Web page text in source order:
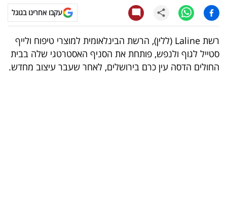
טלוויזיה
עסקי
ספורט
קריירה
עקבו אחרינו בגוגל
רשת Laline (ללין), הרשת הבינלאומית למוצרי טיפוח ולייף
סטייל לגוף ולנפש, פותחת את הסניף האסטרטגי שלה בבית
החולים הדסה עין כרם בירושלים, לאחר שעבר עיצוב מחדש.